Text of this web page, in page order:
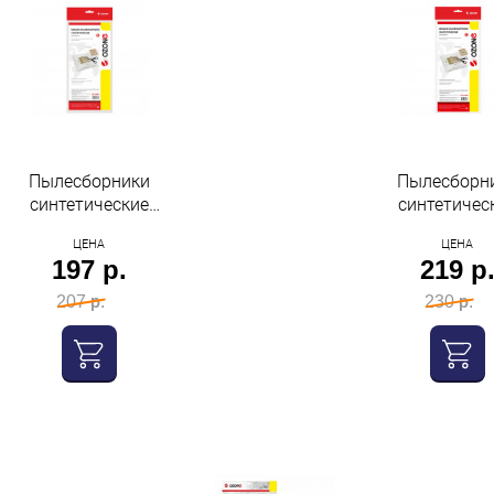
Пылесборники
синтетические
универсальный размер
100х130мм диаметр
40мм Ozone
ЦЕНА
197 р.
207 р.
универсальный
карт 120х190мм
50мм
ЦЕНА
219 р.
230 р.